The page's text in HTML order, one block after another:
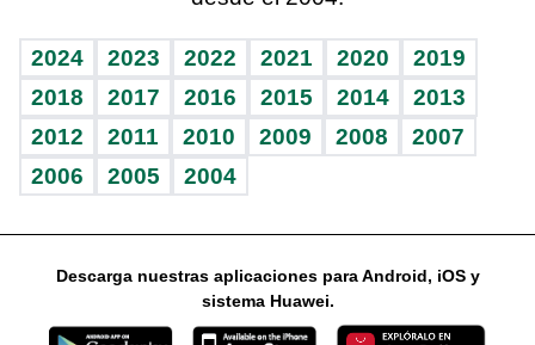
Vida y familia
Eñe
Celebrando la vida
Sin complejos
En pocas palabras
Escuchando al corazón
Economía Personal
BRV
TBT Deportivo
Más firmas
Guía del dinero
Horóscopos
Juegos
2024 2023 2022 2021 2020
2019
2018
2017 2016 2015 2014
2013
2012
2011 2010 2009 2008
2007
2006
2005 2004
Descarga nuestras aplicaciones para Android, iOS y
sistema Huawei.